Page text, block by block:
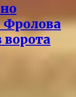
ворота